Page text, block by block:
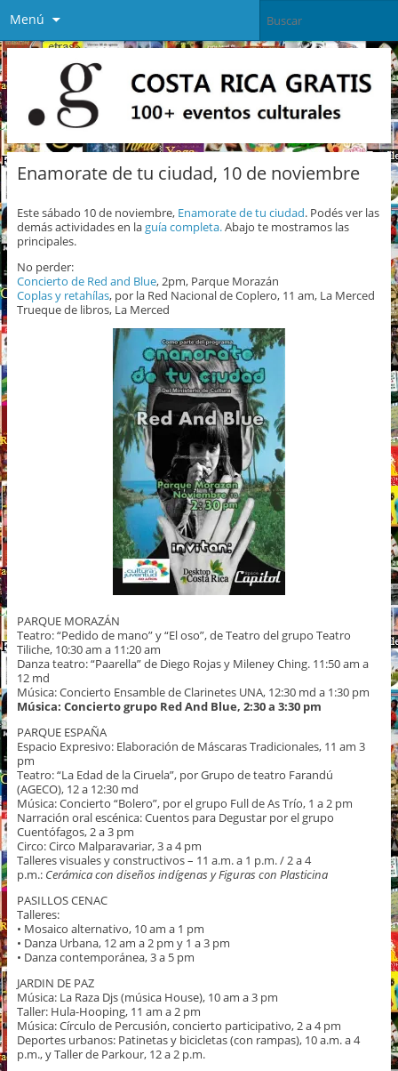
Menú
Enamorate de tu ciudad, 10 de noviembre
Este sábado 10 de noviembre, Enamorate de tu ciudad. Podés ver las
demás actividades en laguía completa.Abajo te mostramos las
principales.
No perder:
Concierto de Red and Blue, 2pm, Parque Morazán
Coplas y retahílas, por la Red Nacional de Coplero, 11 am, La Merced
Trueque de libros, La Merced
PARQUE MORAZÁN
Teatro: “Pedido de mano” y “El oso”, de Teatro del grupo Teatro
Tiliche, 10:30 am a 11:20 am
Danza teatro: “Paarella” de Diego Rojas y Mileney Ching. 11:50 am a
12 md
Música: Concierto Ensamble de Clarinetes UNA, 12:30 md a 1:30 pm
Música: Concierto grupo Red And Blue, 2:30 a 3:30 pm
PARQUE ESPAÑA
Espacio Expresivo: Elaboración de Máscaras Tradicionales, 11 am 3
pm
Teatro: “La Edad de la Ciruela”, por Grupo de teatro Farandú
(AGECO), 12 a 12:30 md
Música: Concierto “Bolero”, por el grupo Full de As Trío, 1 a 2 pm
Narración oral escénica: Cuentos para Degustar por el grupo
Cuentófagos, 2 a 3 pm
Circo: Circo Malparavariar, 3 a 4 pm
Talleres visuales y constructivos – 11 a.m. a 1 p.m. / 2 a 4
p.m.: Cerámica con diseños indígenas y Figuras con Plasticina
PASILLOS CENAC
Talleres:
• Mosaico alternativo, 10 am a 1 pm
• Danza Urbana, 12 am a 2 pm y 1 a 3 pm
• Danza contemporánea, 3 a 5 pm
JARDIN DE PAZ
Música: La Raza Djs (música House), 10 am a 3 pm
Taller: Hula-Hooping, 11 am a 2 pm
Música: Círculo de Percusión, concierto participativo, 2 a 4 pm
Deportes urbanos: Patinetas y bicicletas (con rampas), 10 a.m. a 4
p.m., y Taller de Parkour, 12 a 2 p.m.